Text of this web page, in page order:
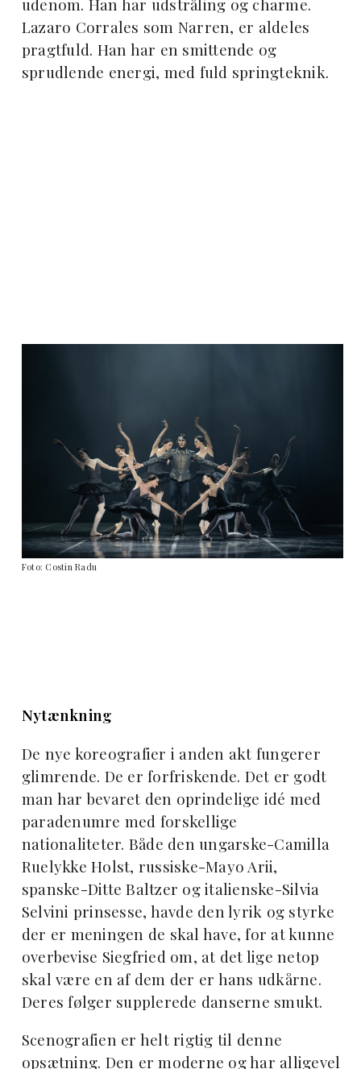
udenom. Han har udstråling og charme.
Lazaro Corrales som Narren, er aldeles
pragtfuld. Han har en smittende og
sprudlende energi, med fuld springteknik.
Foto: Costin Radu
Nytænkning
De nye koreografier i anden akt fungerer
glimrende. De er forfriskende. Det er godt
man har bevaret den oprindelige idé med
paradenumre med forskellige
nationaliteter. Både den ungarske-Camilla
Ruelykke Holst, russiske-Mayo Arii,
spanske-Ditte Baltzer og italienske-Silvia
Selvini prinsesse, havde den lyrik og styrke
der er meningen de skal have, for at kunne
overbevise Siegfried om, at det lige netop
skal være en af dem der er hans udkårne.
Deres følger supplerede danserne smukt.
Scenografien er helt rigtig til denne
opsætning. Den er moderne og har alligevel